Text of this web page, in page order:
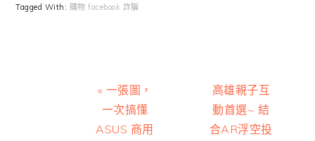
Tagged With: 購物 facebook 詐騙
Previous
Post:
« 一張圖，
一次搞懂
ASUS 商用
Next
Post:
高雄親子互
動首選~ 結
合AR浮空投